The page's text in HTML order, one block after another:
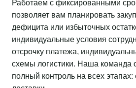
Работаем с фиксированными
позволяет вам планировать
дефицита или избыточных
индивидуальные условия
отсрочку платежа,
схемы логистики. Наша команда
полный контроль на всех этапах: